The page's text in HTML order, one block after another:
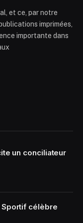
et ce, par notre
imprimées,
importante dans
un conciliateur
Sportif célèbre